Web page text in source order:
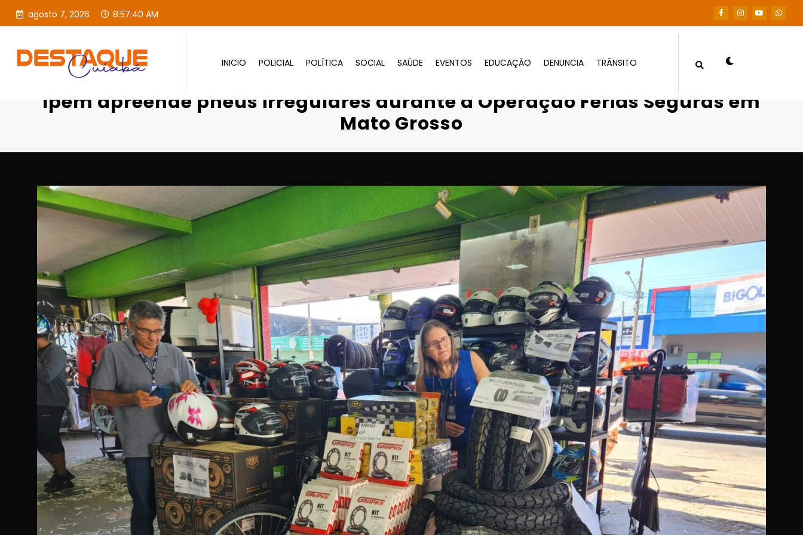
agosto 7, 2026 8:57:42 AM
INICIO POLICIAL POLÍTICA SOCIAL SAÚDE EVENTOS EDUCAÇÃO DENUNCIA TRÂNSITO
Página inicial Ipem apreende pneus irregulares durante a Operação Férias Seguras em Mato Grosso
Ipem apreende pneus irregulares durante a Operação Férias Seguras em
Mato Grosso